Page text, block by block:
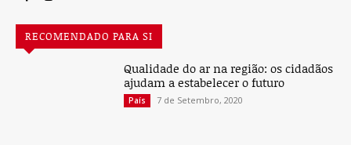
ajudam a estabelecer o futuro
País
Agenda de fim-de-semana